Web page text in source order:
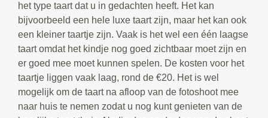
het type taart dat u in gedachten heeft. Het kan
bijvoorbeeld een hele luxe taart zijn, maar het kan ook
een kleiner taartje zijn. Vaak is het wel een één laagse
taart omdat het kindje nog goed zichtbaar moet zijn en
er goed mee moet kunnen spelen. De kosten voor het
taartje liggen vaak laag, rond de €20. Het is wel
mogelijk om de taart na afloop van de fotoshoot mee
naar huis te nemen zodat u nog kunt genieten van de